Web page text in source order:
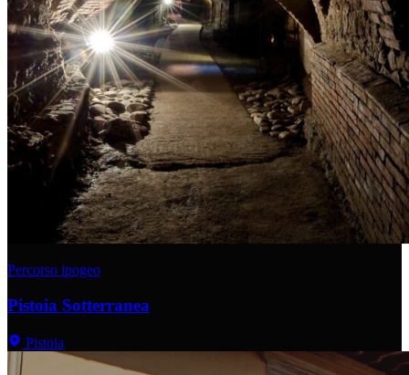
Percorso ipogeo
Pistoia Sotterranea
Pistoia